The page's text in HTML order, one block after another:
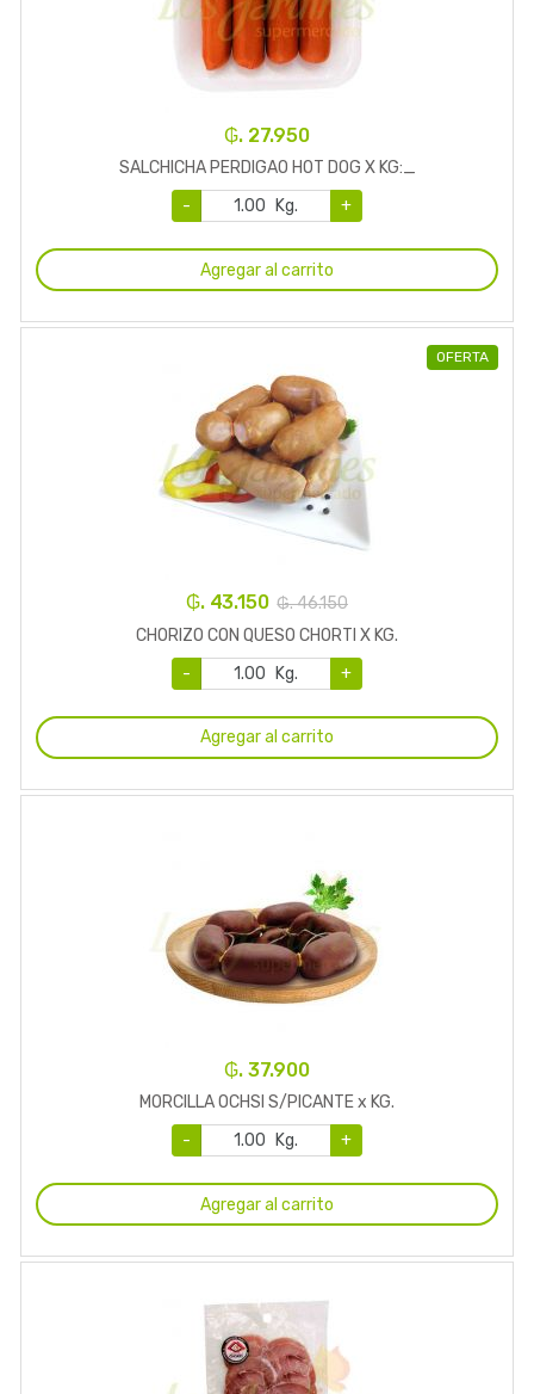
₲. 27.950
SALCHICHA PERDIGAO HOT DOG X KG:_
-
Kg. +
Agregar al carrito
OFERTA
₲. 43.150 ₲. 46.150
CHORIZO CON QUESO CHORTI X KG.
-
Kg. +
Agregar al carrito
₲. 37.900
MORCILLA OCHSI S/PICANTE x KG.
-
Kg. +
Agregar al carrito